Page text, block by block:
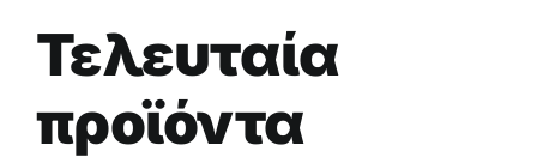
Τελευταία
προϊόντα